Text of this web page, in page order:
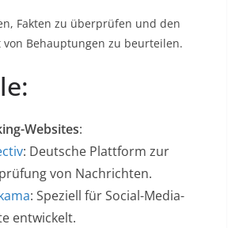
Fakten zu überprüfen und den
Behauptungen zu beurteilen.
Websites:
: Deutsche Plattform zur
von Nachrichten.
: Speziell für Social-Media-
entwickelt.